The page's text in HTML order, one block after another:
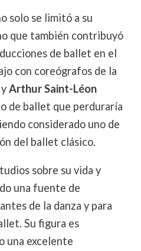
solo se limitó a su
que también contribuyó
de ballet en el
con coreógrafos de la
yArthur Saint-Léon
de ballet que perduraría
considerado uno de
del ballet clásico.
sobre su vida y
una fuente de
de la danza y para
Su figura es
una excelente